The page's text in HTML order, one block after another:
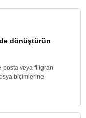
dönüştürün
posta veya filigran
biçimlerine